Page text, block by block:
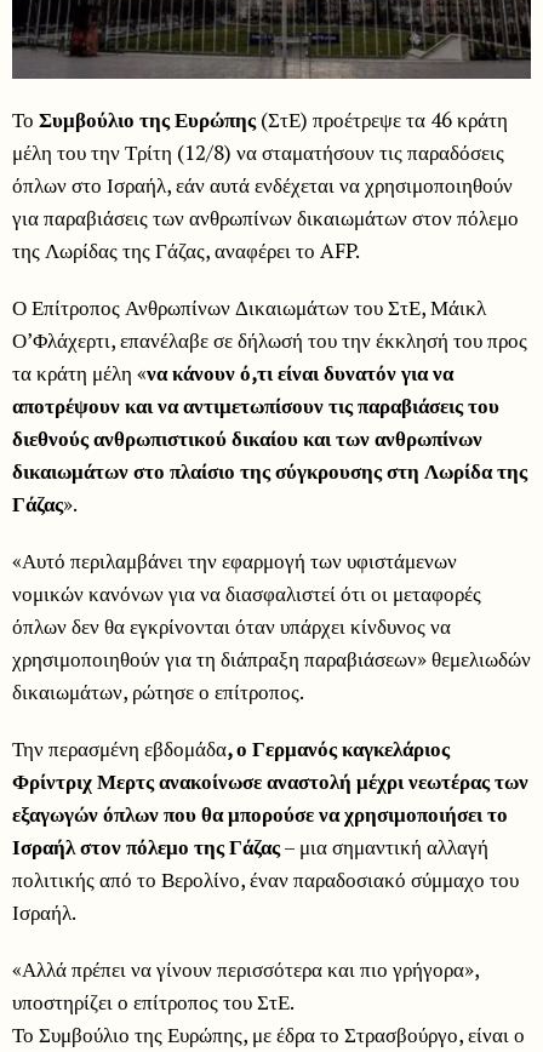
Το Συμβούλιο της Ευρώπης(ΣτΕ) προέτρεψε τα 46 κράτη
μέλη του την Τρίτη (12/8) να σταματήσουν τις παραδόσεις
όπλων στο Ισραήλ, εάν αυτά ενδέχεται να χρησιμοποιηθούν
για παραβιάσεις των ανθρωπίνων δικαιωμάτων στον πόλεμο
της Λωρίδας της Γάζας, αναφέρει το AFP.
Ο Επίτροπος Ανθρωπίνων Δικαιωμάτων του ΣτΕ, Μάικλ
Ο’Φλάχερτι, επανέλαβε σε δήλωσή του την έκκλησή του προς
τα κράτη μέλη «να κάνουν ό,τι είναι δυνατόν για να
αποτρέψουν και να αντιμετωπίσουν τις παραβιάσεις του
διεθνούς ανθρωπιστικού δικαίου και των ανθρωπίνων
δικαιωμάτων στο πλαίσιο της σύγκρουσης στη Λωρίδα της
Γάζας».
«Αυτό περιλαμβάνει την εφαρμογή των υφιστάμενων
νομικών κανόνων για να διασφαλιστεί ότι οι μεταφορές
όπλων δεν θα εγκρίνονται όταν υπάρχει κίνδυνος να
χρησιμοποιηθούν για τη διάπραξη παραβιάσεων» θεμελιωδών
δικαιωμάτων, ρώτησε ο επίτροπος.
Την περασμένη εβδομάδα, ο Γερμανός καγκελάριος
Φρίντριχ Μερτς ανακοίνωσε αναστολή μέχρι νεωτέρας των
εξαγωγών όπλων που θα μπορούσε να χρησιμοποιήσει το
Ισραήλ στον πόλεμο της Γάζας– μια σημαντική αλλαγή
πολιτικής από το Βερολίνο, έναν παραδοσιακό σύμμαχο του
Ισραήλ.
«Αλλά πρέπει να γίνουν περισσότερα και πιο γρήγορα»,
υποστηρίζει ο επίτροπος του ΣτΕ.
Το Συμβούλιο της Ευρώπης, με έδρα το Στρασβούργο, είναι ο